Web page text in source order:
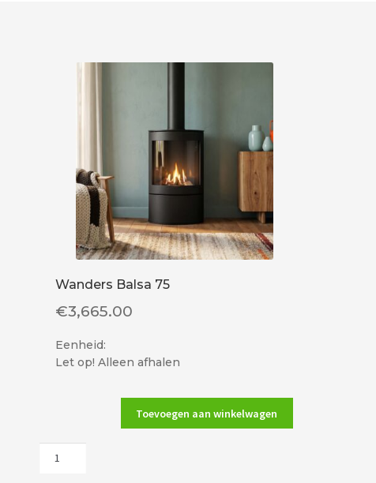
Wanders Balsa 75
€3,665.00
Eenheid:
Let op! Alleen afhalen
Toevoegen aan winkelwagen